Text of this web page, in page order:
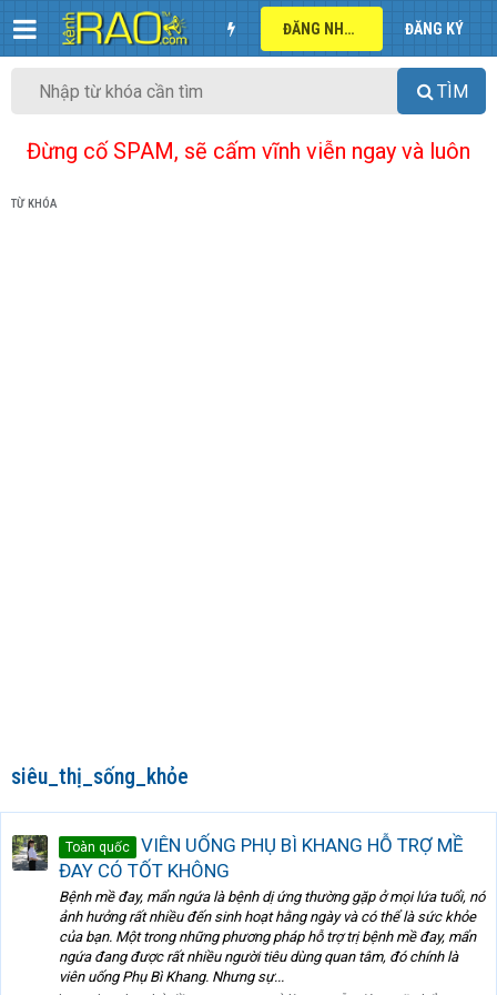
ĐĂNG NHẬP ĐĂNG KÝ
TÌM
Đừng cố SPAM, sẽ cấm vĩnh viễn ngay và luôn
TỪ KHÓA
siêu_thị_sống_khỏe
Toàn quốc
VIÊN UỐNG PHỤ BÌ KHANG HỖ TRỢ MỀ
ĐAY CÓ TỐT KHÔNG
Bệnh mề đay, mẩn ngứa là bệnh dị ứng thường gặp ở mọi lứa tuổi, nó
ảnh hưởng rất nhiều đến sinh hoạt hằng ngày và có thể là sức khỏe
của bạn. Một trong những phương pháp hỗ trợ trị bệnh mề đay, mẩn
ngứa đang được rất nhiều người tiêu dùng quan tâm, đó chính là
viên uống Phụ Bì Khang. Nhưng sự...